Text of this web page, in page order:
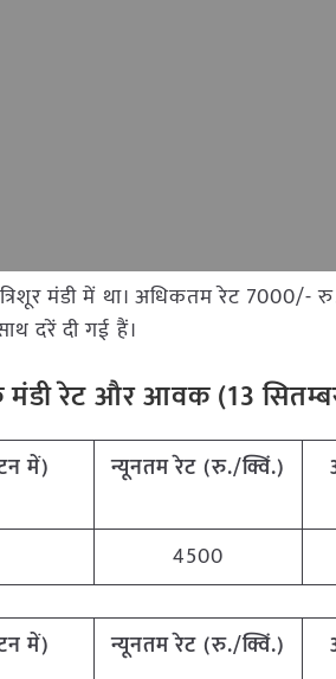
मंडी में था। अधिकतम रेट
दरें दी गई हैं।
मंडी रेट और आवक (13
में) न्यूनतम रेट (रु./क्विं.)
4500
में) न्यूनतम रेट (रु./क्विं.)